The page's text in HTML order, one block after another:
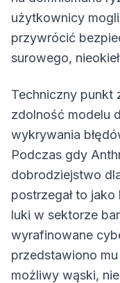
użytkownicy
przywrócić
surowego,
Techniczny punkt
zdolność modelu
wykrywania
Podczas gdy
dobrodziejstwo
postrzegał to
luki w sektorze
wyrafinowane
przedstawiono
możliwy wąski,